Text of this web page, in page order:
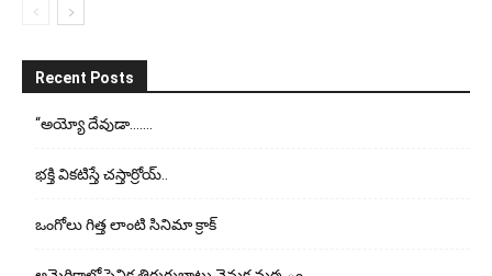
Recent Posts
“అయ్యో దేవుడా…….
భ‌క్తి విక‌టిస్తే చ‌స్తార్రోయ్‌..
ఒంగోలు గిత్త లాంటి సినిమా క్రాక్